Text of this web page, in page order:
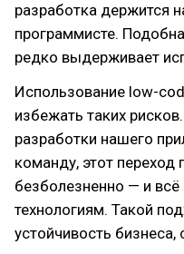
разработка держится
программисте.
редко выдерживает
Использование low-
избежать таких
разработки нашего
команду, этот переход
безболезненно — и
технологиям. Такой
устойчивость